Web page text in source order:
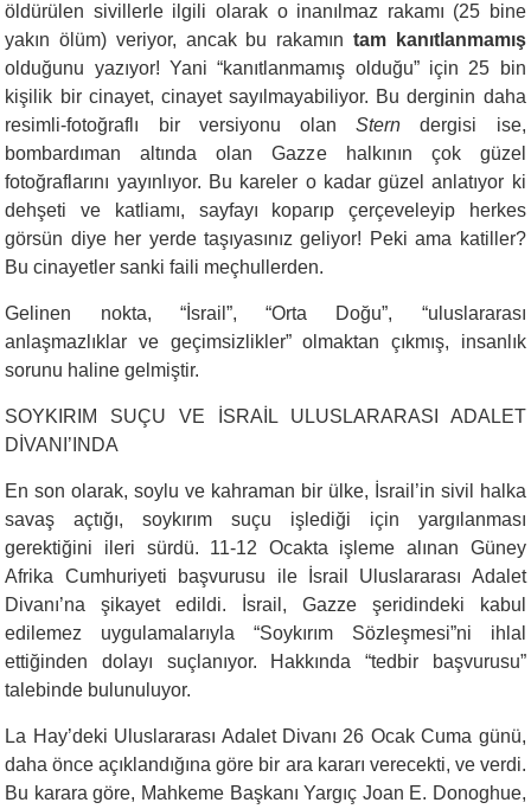
öldürülen sivillerle ilgili olarak o inanılmaz rakamı (25 bine
yakın ölüm) veriyor, ancak bu rakamın tam kanıtlanmamış
olduğunu yazıyor! Yani “kanıtlanmamış olduğu” için 25 bin
kişilik bir cinayet, cinayet sayılmayabiliyor. Bu derginin daha
resimli-fotoğraflı bir versiyonu olanStern dergisi ise,
bombardıman altında olan Gazze halkının çok güzel
fotoğraflarını yayınlıyor. Bu kareler o kadar güzel anlatıyor ki
dehşeti ve katliamı, sayfayı koparıp çerçeveleyip herkes
görsün diye her yerde taşıyasınız geliyor! Peki ama katiller?
Bu cinayetler sanki faili meçhullerden.
Gelinen nokta, “İsrail”, “Orta Doğu”, “uluslararası
anlaşmazlıklar ve geçimsizlikler” olmaktan çıkmış, insanlık
sorunu haline gelmiştir.
SOYKIRIM SUÇU VE İSRAİL ULUSLARARASI ADALET
DİVANI’INDA
En son olarak, soylu ve kahraman bir ülke, İsrail’in sivil halka
savaş açtığı, soykırım suçu işlediği için yargılanması
gerektiğini ileri sürdü. 11-12 Ocakta işleme alınan Güney
Afrika Cumhuriyeti başvurusu ile İsrail Uluslararası Adalet
Divanı’na şikayet edildi. İsrail, Gazze şeridindeki kabul
edilemez uygulamalarıyla “Soykırım Sözleşmesi”ni ihlal
ettiğinden dolayı suçlanıyor. Hakkında “tedbir başvurusu”
talebinde bulunuluyor.
La Hay’deki Uluslararası Adalet Divanı 26 Ocak Cuma günü,
daha önce açıklandığına göre bir ara kararı verecekti, ve verdi.
Bu karara göre, Mahkeme Başkanı Yargıç Joan E. Donoghue,